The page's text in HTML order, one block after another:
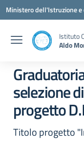
Vai ai contenuti
Vai al menu di navigazione
Vai al footer
Ministero dell'Istruzione
Istituto
Aldo
selezione
progetto
Titolo progetto